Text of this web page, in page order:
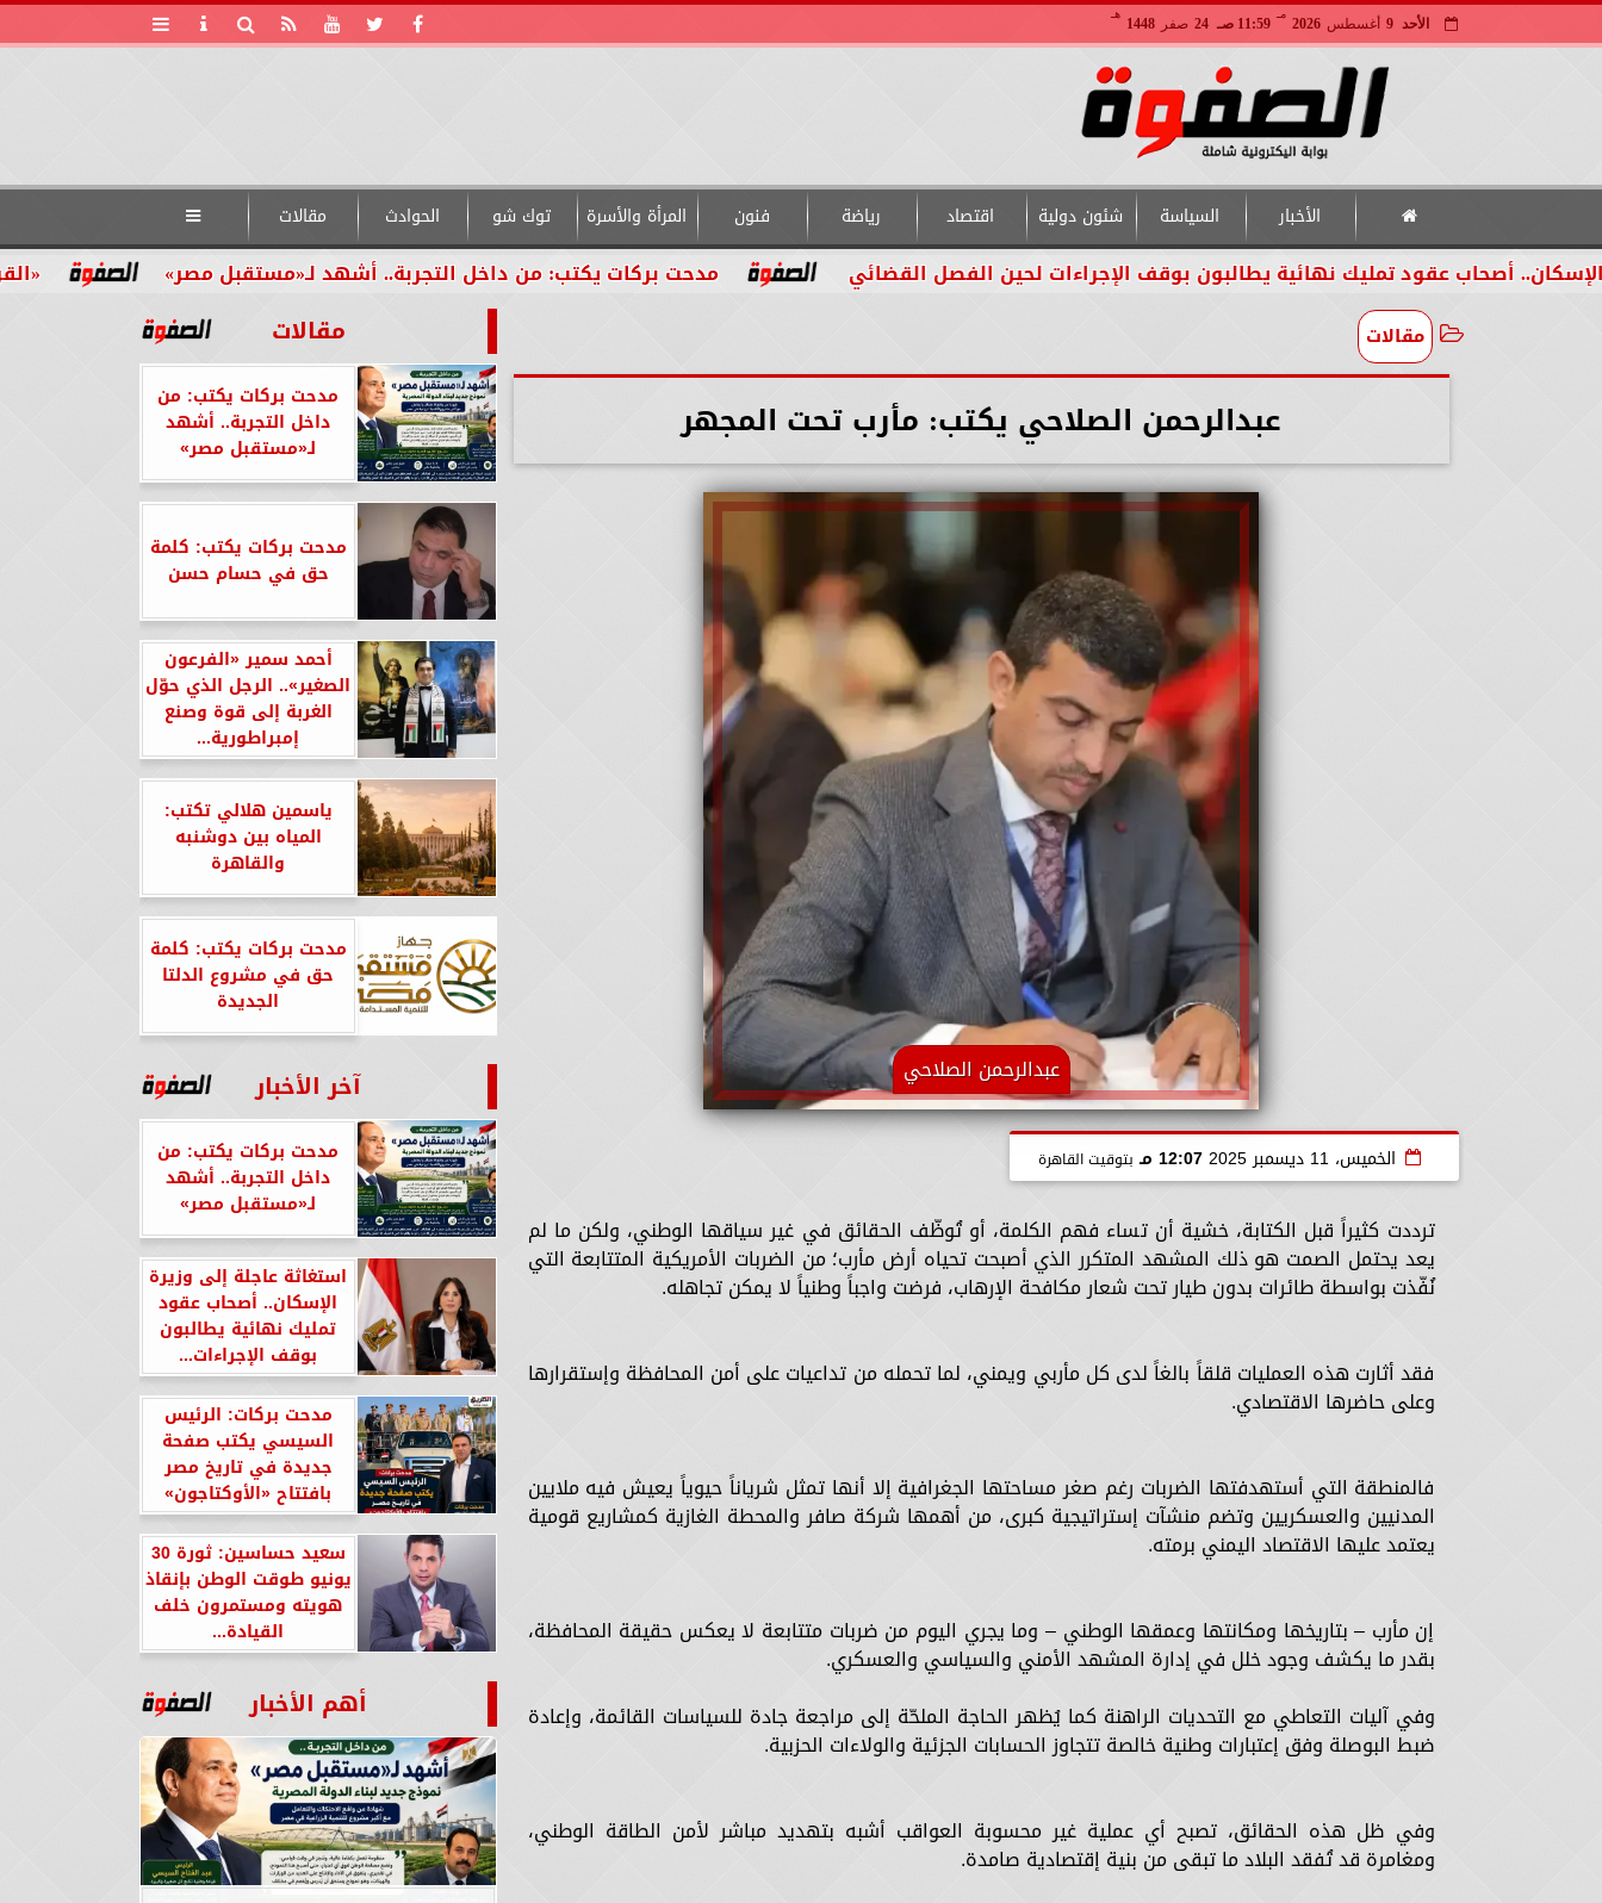
الأحد 9 أغسطس 2026
مـ
11:59 صـ 24 صفر 1448
هـ
الأخبار السياسة شئون دولية اقتصاد رياضة فنون المرأة والأسرة توك شو الحوادث مقالات 
«القومي مدحت بركات يكتب: من داخل التجربة.. أشهد لـ«مستقبل مصر» أصحاب عقود تمليك نهائية يطالبون بوقف الإجراءات لحين الفصل القضائي
مقالات
عبدالرحمن الصلاحي يكتب: مأرب تحت المجهر
عبدالرحمن الصلاحي
الخميس، 11 ديسمبر 2025 12:07 مـ بتوقيت القاهرة
ترددت كثيراً قبل الكتابة، خشية أن تساء فهم الكلمة، أو تُوظّف الحقائق في غير سياقها الوطني، ولكن ما لم
يعد يحتمل الصمت هو ذلك المشهد المتكرر الذي أصبحت تحياه أرض مأرب؛ من الضربات الأمريكية المتتابعة التي
نُفّذت بواسطة طائرات بدون طيار تحت شعار مكافحة الإرهاب، فرضت واجباً وطنياً لا يمكن تجاهله.
فقد أثارت هذه العمليات قلقاً بالغاً لدى كل مأربي ويمني، لما تحمله من تداعيات على أمن المحافظة وإستقرارها
وعلى حاضرها الاقتصادي.
فالمنطقة التي أستهدفتها الضربات رغم صغر مساحتها الجغرافية إلا أنها تمثل شرياناً حيوياً يعيش فيه ملايين
المدنيين والعسكريين وتضم منشآت إستراتيجية كبرى، من أهمها شركة صافر والمحطة الغازية كمشاريع قومية
يعتمد عليها الاقتصاد اليمني برمته.
إن مأرب – بتاريخها ومكانتها وعمقها الوطني – وما يجري اليوم من ضربات متتابعة لا يعكس حقيقة المحافظة،
بقدر ما يكشف وجود خلل في إدارة المشهد الأمني والسياسي والعسكري.
وفي آليات التعاطي مع التحديات الراهنة كما يُظهر الحاجة الملحّة إلى مراجعة جادة للسياسات القائمة، وإعادة
ضبط البوصلة وفق إعتبارات وطنية خالصة تتجاوز الحسابات الجزئية والولاءات الحزبية.
وفي ظل هذه الحقائق، تصبح أي عملية غير محسوبة العواقب أشبه بتهديد مباشر لأمن الطاقة الوطني،
ومغامرة قد تُفقد البلاد ما تبقى من بنية إقتصادية صامدة.
مقالات
مدحت بركات يكتب: من
داخل التجربة.. أشهد
لـ«مستقبل مصر»
مدحت بركات يكتب: كلمة
حق في حسام حسن
أحمد سمير «الفرعون
الصغير».. الرجل الذي حوّل
الغربة إلى قوة وصنع
إمبراطورية...
ياسمين هلالي تكتب:
المياه بين دوشنبه
والقاهرة
مدحت بركات يكتب: كلمة
حق في مشروع الدلتا
الجديدة
آخر الأخبار
مدحت بركات يكتب: من
داخل التجربة.. أشهد
لـ«مستقبل مصر»
استغاثة عاجلة إلى وزيرة
الإسكان.. أصحاب عقود
تمليك نهائية يطالبون
بوقف الإجراءات...
مدحت بركات: الرئيس
السيسي يكتب صفحة
جديدة في تاريخ مصر
بافتتاح «الأوكتاجون»
سعيد حساسين: ثورة 30
يونيو طوقت الوطن بإنقاذ
هويته ومستمرون خلف
القيادة...
أهم الأخبار